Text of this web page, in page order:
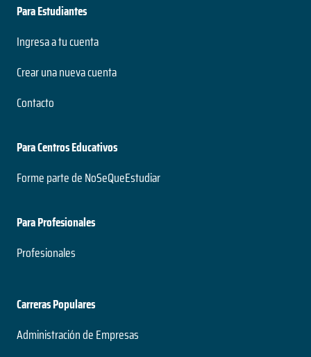
Para Estudiantes
Ingresa a tu cuenta
Crear una nueva cuenta
Contacto
Para Centros Educativos
Forme parte de NoSeQueEstudiar
Para Profesionales
Profesionales
Carreras Populares
Administración de Empresas